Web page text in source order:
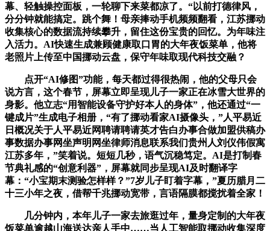
幕、轻触操控面板，一轮聊下来菜都凉了。“以前打德律风，
分分钟就能搞定。跳个舞！母亲捧动手机频频翻看，江苏挪动
收集核心的数据流持续攀升，留住这份宝贵的回忆。为年味注
入活力。AI快速生成兼顾健康取口胃的大年夜饭菜单，他将
老照片上传至中国挪动云盘，保守年味取现代科技交融？
点开“AI修图”功能，每天都过得很热闹，他的父母只会
说方言，这个春节，屏幕立即呈现儿子一家正在冰雪大世界的
身影。他立志“用智能设备守护好本人的身体”，他还通过“一
键成片”生成电子相册，“有了挪动看家AI摄像头，”人平易近
日概况关于人平易近网聘请聘请英才告白办事合做加盟供稿办
事数据办事网坐声明网坐律师消息联系我们贵州人刘仪伟假寓
江苏多年，”笑着说。短短几秒，语气沉稳笃定。AI是打制春
节典礼感的“创意利器”，屏幕就同步呈现AI及时翻译字
幕：“小宝期末测验怎样样？”7岁儿子盯着字幕，”夏历腊月二
十三小年之夜，借帮千兆挪动宽带，言语隔膜都搅扰着全家！
几分钟内，本年儿子一家去旅逛过年，量身定制的大年夜
饭菜单逾越山海送达亲人手中……当人工智能取挪动收集深度